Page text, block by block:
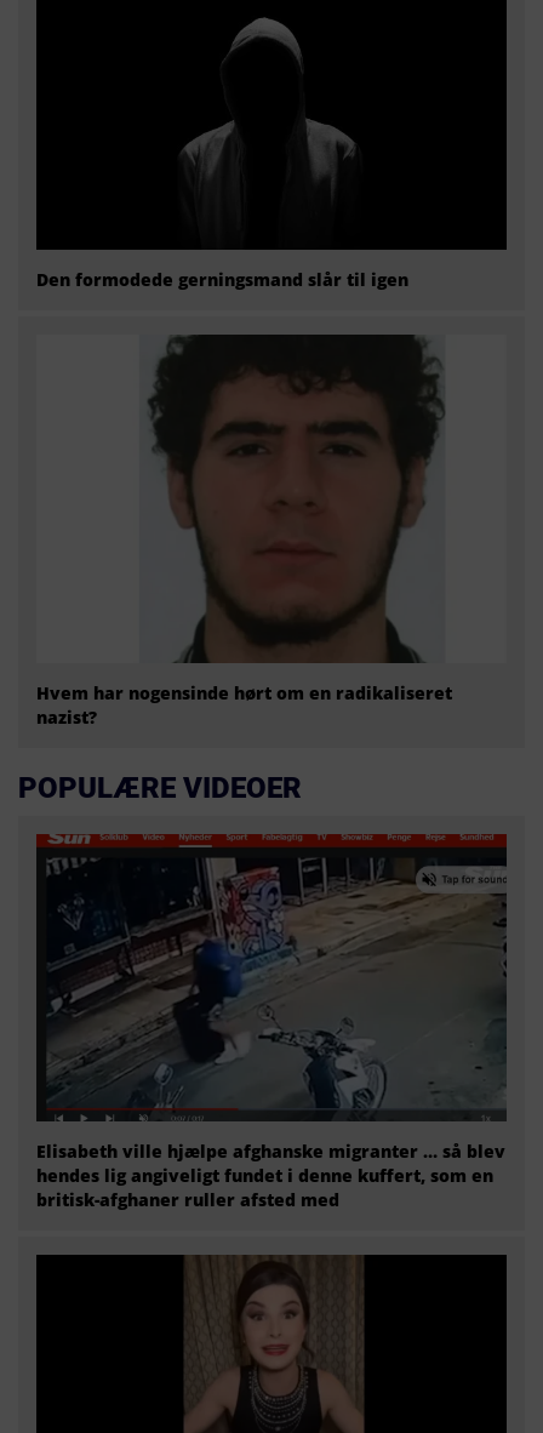
Den formodede gerningsmand slår til igen
Hvem har nogensinde hørt om en radikaliseret
nazist?
POPULÆRE VIDEOER
Elisabeth ville hjælpe afghanske migranter … så blev
hendes lig angiveligt fundet i denne kuffert, som en
britisk-afghaner ruller afsted med